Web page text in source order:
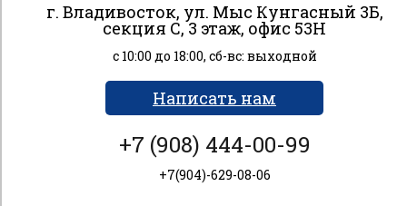
Виза в Польшу
Виза в Португалию
Виза в Финляндию
Виза во Францию
Виза в Чехию
Виза в Швейцарию
Виза в Эстонию
г. Владивосток, ул. Мыс Кунгасный 3Б,
секция С, 3 этаж, офис 53H
с 10:00 до 18:00, сб-вс: выходной
Написать нам
+7 (908) 444-00-99
+7(904)-629-08-06
К сайту подключен сервис веб-аналитики Яндекс
Метрика, использующий cookie-файлы для анализа
пользовательской активности. Вы даете согласие